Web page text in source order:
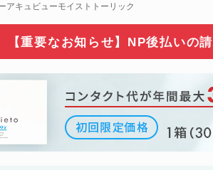
アキュビューモイストトーリック
【重要なお知らせ】NP後払いの